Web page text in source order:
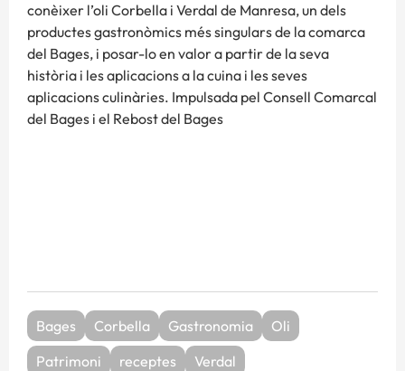
conèixer l’oli Corbella i Verdal de Manresa, un dels
productes gastronòmics més singulars de la comarca
del Bages, i posar-lo en valor a partir de la seva
història i les aplicacions a la cuina i les seves
aplicacions culinàries. Impulsada pel Consell Comarcal
del Bages i el Rebost del Bages
Bages Corbella Gastronomia
Oli
Patrimoni
receptes Verdal